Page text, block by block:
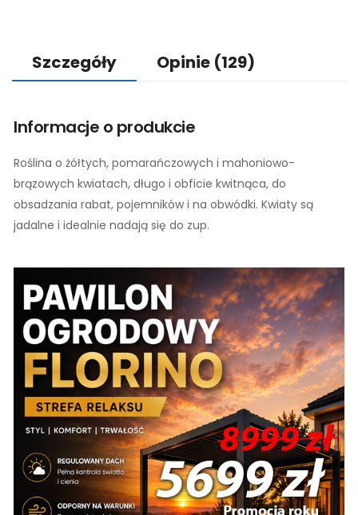
Szczegóły Opinie (129)
Informacje o produkcie
Roślina o żółtych, pomarańczowych i mahoniowo-
brązowych kwiatach, długo i obficie kwitnąca, do
obsadzania rabat, pojemników i na obwódki. Kwiaty są
jadalne i idealnie nadają się do zup.